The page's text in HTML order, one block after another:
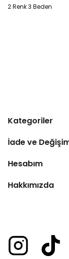
2 Renk 3 Beden
Kategoriler
İade ve
Hesabım
Hakkımızda